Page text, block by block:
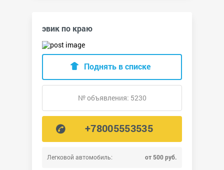
эвик по краю
Легковой автомобиль: от 500 руб.
Поднять в списке
№ объявления: 5230
+78005553535